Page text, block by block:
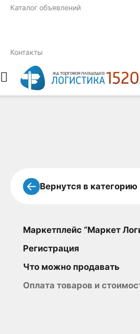
Каталог объявлений
Контакты
Вернутся в категорию
Маркетплейс “Маркет
Регистрация
Что можно продавать
Оплата товаров и